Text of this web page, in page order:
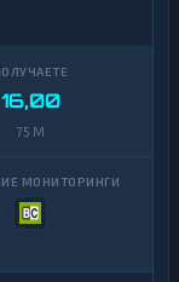
16,00
75 M